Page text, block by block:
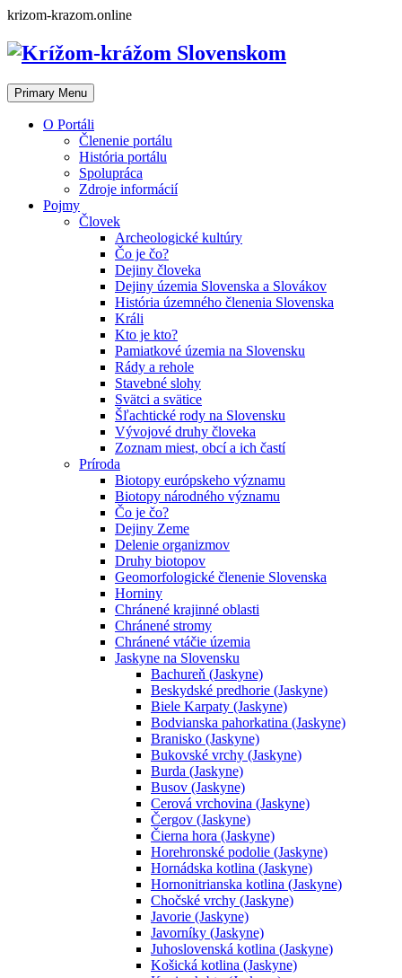
Skip
content
krizom-krazom.online
Primary Menu
O Portáli
Členenie portálu
História portálu
Spolupráca
Zdroje informácií
Pojmy
Človek
Archeologické kultúry
Čo je čo?
Dejiny človeka
Dejiny územia Slovenska a Slovákov
História územného členenia Slovenska
Králi
Kto je kto?
Pamiatkové územia na Slovensku
Rády a rehole
Stavebné slohy
Svätci a svätice
Šľachtické rody na Slovensku
Vývojové druhy človeka
Zoznam miest, obcí a ich častí
Príroda
Biotopy európskeho významu
Biotopy národného významu
Čo je čo?
Dejiny Zeme
Delenie organizmov
Druhy biotopov
Geomorfologické členenie Slovenska
Horniny
Chránené krajinné oblasti
Chránené stromy
Chránené vtáčie územia
Jaskyne na Slovensku
Bachureň (Jaskyne)
Beskydské predhorie (Jaskyne)
Biele Karpaty (Jaskyne)
Bodvianska pahorkatina (Jaskyne)
Branisko (Jaskyne)
Bukovské vrchy (Jaskyne)
Burda (Jaskyne)
Busov (Jaskyne)
Cerová vrchovina (Jaskyne)
Čergov (Jaskyne)
Čierna hora (Jaskyne)
Horehronské podolie (Jaskyne)
Hornádska kotlina (Jaskyne)
Hornonitrianska kotlina (Jaskyne)
Chočské vrchy (Jaskyne)
Javorie (Jaskyne)
Javorníky (Jaskyne)
Juhoslovenská kotlina (Jaskyne)
Košická kotlina (Jaskyne)